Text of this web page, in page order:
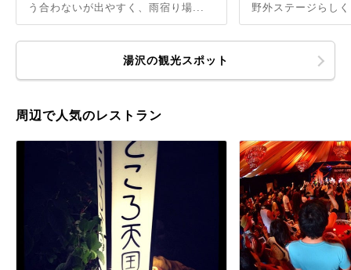
う合わないが出やすく、雨宿り場...
野外ステージらし
湯沢の観光スポット
周辺で人気のレストラン